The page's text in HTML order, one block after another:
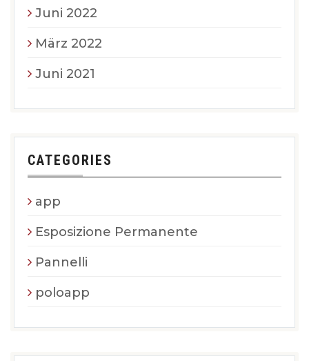
Juni 2022
März 2022
Juni 2021
CATEGORIES
app
Esposizione Permanente
Pannelli
poloapp